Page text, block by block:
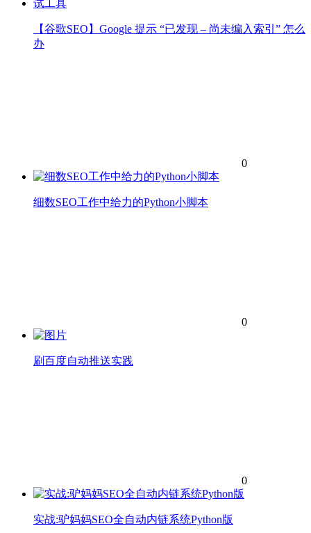
【谷歌SEO】Google 提示 “已发现 – 尚未编入索引” 怎么
办
0
细数SEO工作中给力的Python小脚本
0
刷百度自动推送实践
0
实战:驴妈妈SEO全自动内链系统Python版